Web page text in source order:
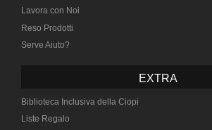
Lavora con Noi
Reso Prodotti
Serve Aiuto?
EXTRA
Biblioteca Inclusiva della Ciopi
Liste Regalo